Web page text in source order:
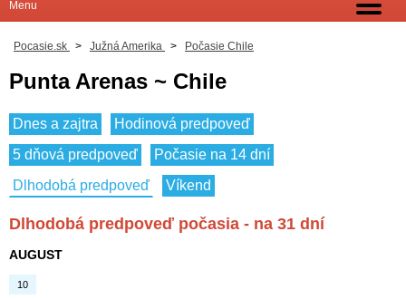
Pocasie.sk > Južná Amerika > Počasie Chile
Punta Arenas ~ Chile
Dnes a zajtra
Hodinová predpoveď
5 dňová predpoveď
Počasie na 14 dní
Dlhodobá predpoveď
Víkend
Dlhodobá predpoveď počasia - na 31 dní
AUGUST
10